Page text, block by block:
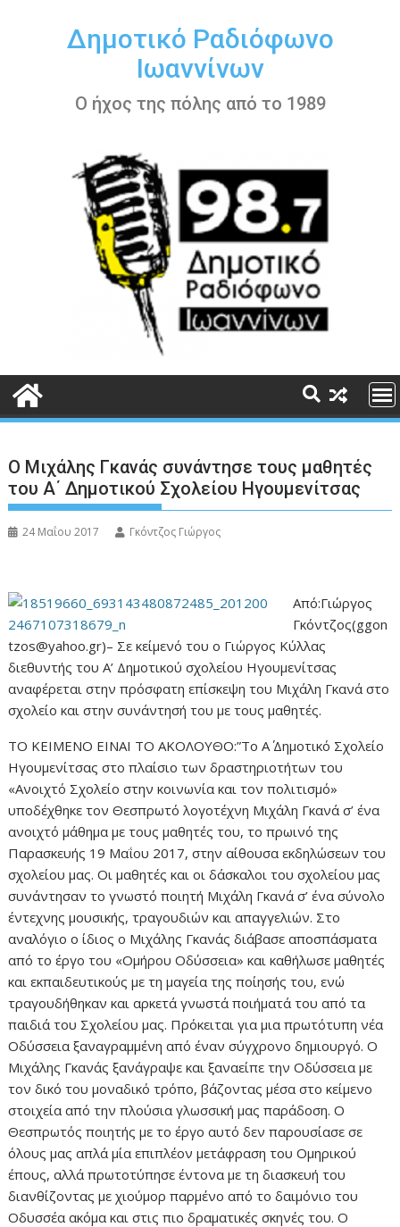
περιεχόμενοΔημοτικό Ραδιόφωνο
Ιωαννίνων
Ο ήχος της πόλης από το 1989
Ο Μιχάλης Γκανάς συνάντησε τους μαθητές
του Α΄ Δημοτικού Σχολείου Ηγουμενίτσας
24 Μαΐου 2017 Γκόντζος Γιώργος
Από:Γιώργος
Γκόντζος(ggon
tzos@yahoo.gr)– Σε κείμενό του ο Γιώργος Κύλλας
διεθυντής του Α’ Δημοτικού σχολείου Ηγουμενίτσας
αναφέρεται στην πρόσφατη επίσκεψη του Μιχάλη Γκανά στο
σχολείο και στην συνάντησή του με τους μαθητές.
ΤΟ ΚΕΙΜΕΝΟ ΕΙΝΑΙ ΤΟ ΑΚΟΛΟΥΘΟ:”To Α΄ Δημοτικό Σχολείο
Ηγουμενίτσας στο πλαίσιο των δραστηριοτήτων του
«Ανοιχτό Σχολείο στην κοινωνία και τον πολιτισμό»
υποδέχθηκε τον Θεσπρωτό λογοτέχνη Μιχάλη Γκανά σ’ ένα
ανοιχτό μάθημα με τους μαθητές του, το πρωινό της
Παρασκευής 19 Μαΐου 2017, στην αίθουσα εκδηλώσεων του
σχολείου μας. Οι μαθητές και οι δάσκαλοι του σχολείου μας
συνάντησαν το γνωστό ποιητή Μιχάλη Γκανά σ’ ένα σύνολο
έντεχνης μουσικής, τραγουδιών και απαγγελιών. Στο
αναλόγιο ο ίδιος ο Μιχάλης Γκανάς διάβασε αποσπάσματα
από το έργο του «Ομήρου Οδύσσεια» και καθήλωσε μαθητές
και εκπαιδευτικούς με τη μαγεία της ποίησής του, ενώ
τραγουδήθηκαν και αρκετά γνωστά ποιήματά του από τα
παιδιά του Σχολείου μας. Πρόκειται για μια πρωτότυπη νέα
Οδύσσεια ξαναγραμμένη από έναν σύγχρονο δημιουργό. Ο
Μιχάλης Γκανάς ξανάγραψε και ξαναείπε την Οδύσσεια µε
τον δικό του μοναδικό τρόπο, βάζοντας μέσα στο κείμενο
στοιχεία από την πλούσια γλωσσική µας παράδοση. Ο
Θεσπρωτός ποιητής με το έργο αυτό δεν παρουσίασε σε
όλους μας απλά μία επιπλέον μετάφραση του Ομηρικού
έπους, αλλά πρωτοτύπησε έντονα με τη διασκευή του
διανθίζοντας με χιούμορ παρμένο από το δαιμόνιο του
Οδυσσέα ακόμα και στις πιο δραματικές σκηνές του. Ο